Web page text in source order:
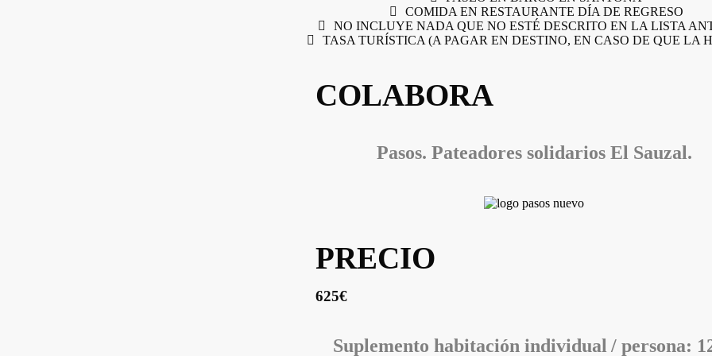
COMIDA EN RESTAURANTE DÍA DE REGRESO
NO INCLUYE NADA QUE NO ESTÉ DESCRITO EN LA LISTA
TASA TURÍSTICA (A PAGAR EN DESTINO, EN CASO DE QUE LA
COLABORA
Pasos. Pateadores solidarios El Sauzal.
PRECIO
625€
Suplemento habitación individual / persona: